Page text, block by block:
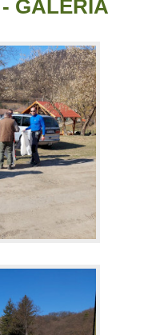
GALÉRIA